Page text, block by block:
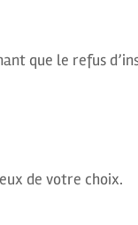
que le refus
de votre choix.